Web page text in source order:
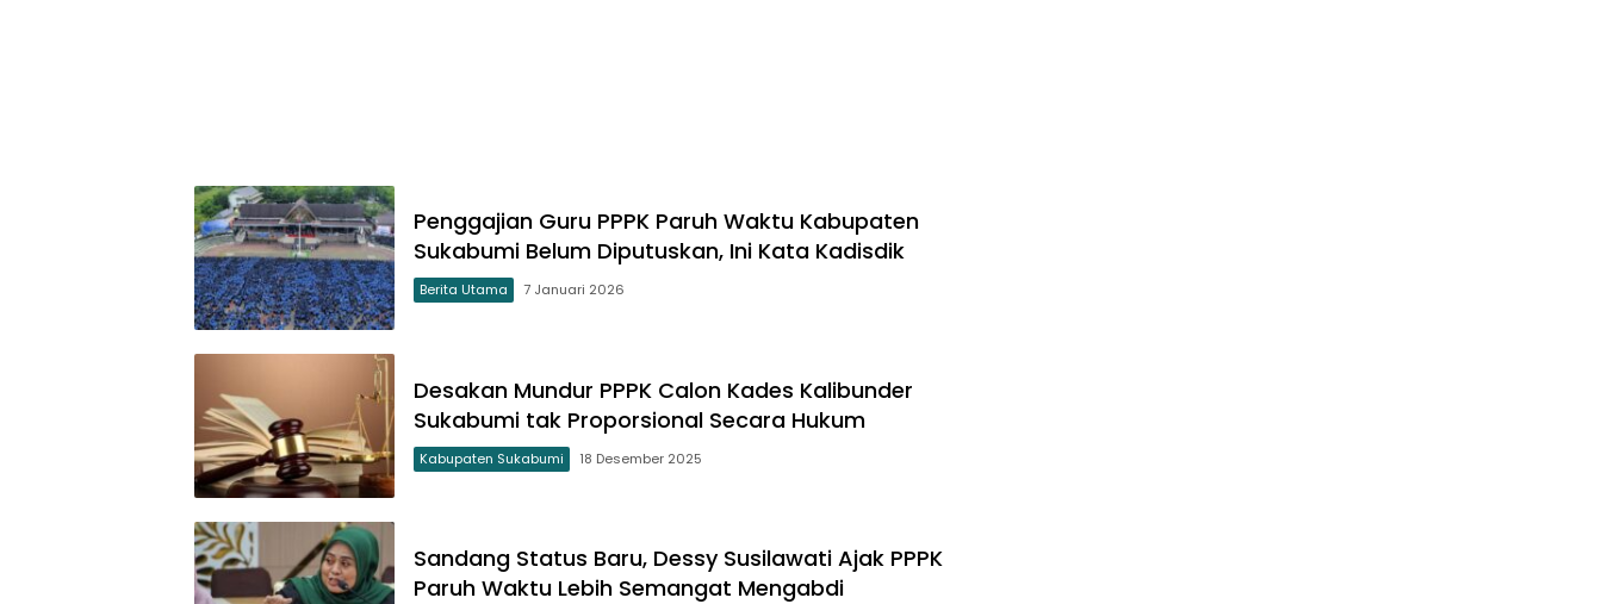
Penggajian Guru PPPK Paruh Waktu Kabupaten
Sukabumi Belum Diputuskan, Ini Kata Kadisdik
Berita Utama 7 Januari 2026
Desakan Mundur PPPK Calon Kades Kalibunder
Sukabumi tak Proporsional Secara Hukum
Kabupaten Sukabumi 18 Desember 2025
Sandang Status Baru, Dessy Susilawati Ajak PPPK
Paruh Waktu Lebih Semangat Mengabdi